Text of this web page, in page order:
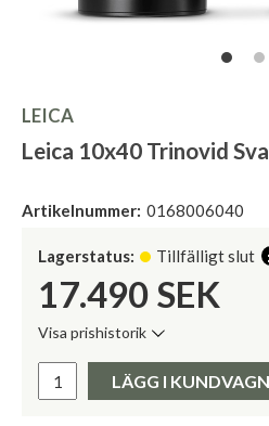
LEICA
Leica 10x40 Trinovid
Artikelnummer: 0168006040
Lagerstatus: Tillfälligt slut
17.490 SEK
Visa prishistorik
LÄGG I KUNDVAGN